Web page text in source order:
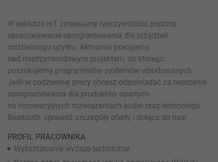
W sektorze IoT zmieniamy rzeczywistość poprzez
opracowywanie oprogramowania dla urządzeń
codziennego użytku. Aktualnie pracujemy
nad międzynarodowym projektem, do którego
poszukujemy programistów systemów wbudowanych.
Jeśli w codziennej pracy chcesz odpowiadać za tworzenie
oprogramowania dla produktów opartych
na innowacyjnych rozwiązaniach audio oraz technologii
Bluetooth, sprawdź szczegóły oferty i dołącz do nas!
PROFIL PRACOWNIKA
Wykształcenie wyższe techniczne